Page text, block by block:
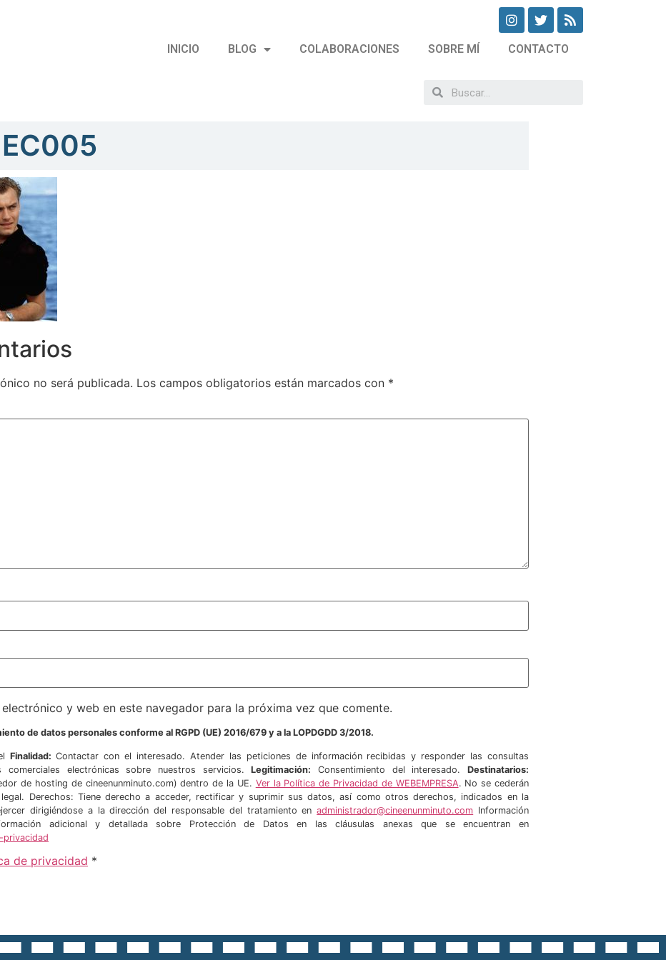
INICIO BLOG COLABORACIONES SOBRE MÍ CONTACTO
no será publicada. Los campos obligatorios están marcados con *
y web en este navegador para la próxima vez que comente.
de datos personales conforme al RGPD (UE) 2016/679 y a la LOPDGDD 3/2018.
Finalidad: Contactar con el interesado. Atender las peticiones de información recibidas y responder las consultas
comerciales electrónicas sobre nuestros servicios.Legitimación: Consentimiento del interesado.Destinatarios:
de hosting de cineenunminuto.com) dentro de la UE. Ver la Política de Privacidad de WEBEMPRESA. No se cederán
Derechos: Tiene derecho a acceder, rectificar y suprimir sus datos, así como otros derechos, indicados en la
dirigiéndose a la dirección del responsable del tratamiento enadministrador@cineenunminuto.com Información
adicional y detallada sobre Protección de Datos en las cláusulas anexas que se encuentran en
de privacidad *